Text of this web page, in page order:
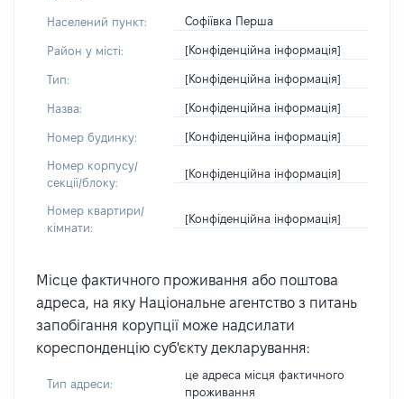
Населений пункт: Софіївка Перша
Район у місті: [Конфіденційна інформація]
Тип: [Конфіденційна інформація]
Назва: [Конфіденційна інформація]
Номер будинку: [Конфіденційна інформація]
Номер корпусу/
секції/блоку:
[Конфіденційна інформація]
Номер квартири/
кімнати:
[Конфіденційна інформація]
Місце фактичного проживання або поштова
адреса, на яку Національне агентство з питань
запобігання корупції може надсилати
кореспонденцію суб'єкту декларування:
Тип адреси:
це адреса місця фактичного
проживання